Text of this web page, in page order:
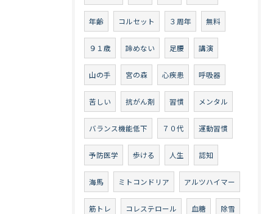
年齢 コルセット ３周年 無料
９１歳 諦めない 足腰 講演
山の手 宮の森 心疾患 呼吸器
苦しい 抗がん剤 習慣 メンタル
バランス機能低下 ７０代 運動習慣
予防医学 歩ける 人生 認知
海馬 ミトコンドリア アルツハイマー
筋トレ コレステロール 血糖 除雪